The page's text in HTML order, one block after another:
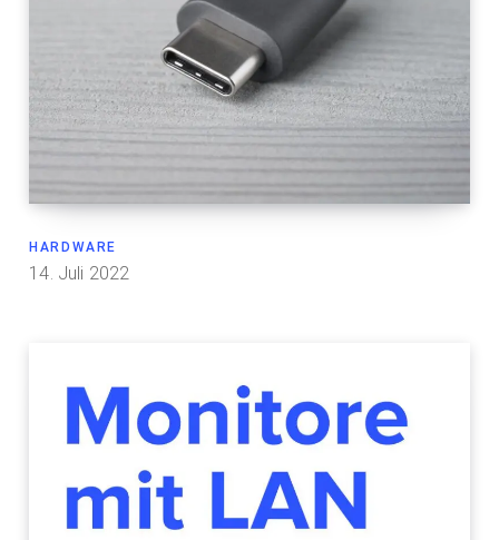
HARDWARE
14. Juli 2022